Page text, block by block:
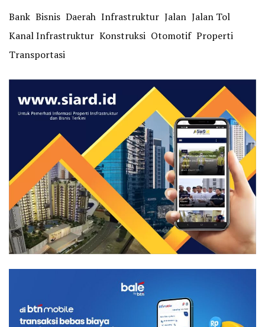
Bank Bisnis Daerah Infrastruktur Jalan Jalan Tol
Kanal Infrastruktur Konstruksi Otomotif Properti
Transportasi